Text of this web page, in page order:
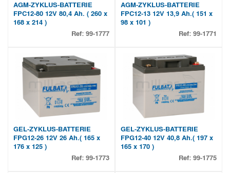
AGM-ZYKLUS-BATTERIE
FPC12-80 12V 80,4 Ah. ( 260 x
168 x 214 )
Ref: 99-1777
AGM-ZYKLUS-BATTERIE
FPC12-13 12V 13,9 Ah.( 151 x
98 x 101 )
Ref: 99-1771
GEL-ZYKLUS-BATTERIE
FPG12-26 12V 26 Ah.( 165 x
176 x 125 )
Ref: 99-1773
GEL-ZYKLUS-BATTERIE
FPG12-40 12V 40,8 Ah.( 197 x
165 x 170 )
Ref: 99-1775